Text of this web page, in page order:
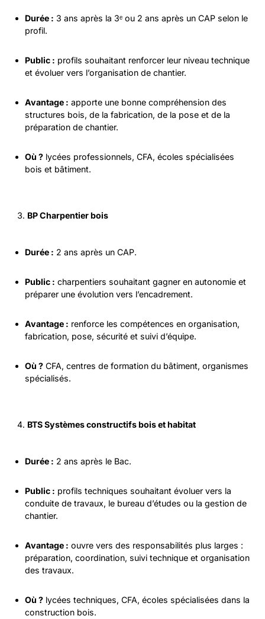
Durée : 3 ans après la 3ᵉ ou 2 ans après un CAP selon le
profil.
Public : profils souhaitant renforcer leur niveau technique
et évoluer vers l’organisation de chantier.
Avantage : apporte une bonne compréhension des
structures bois, de la fabrication, de la pose et de la
préparation de chantier.
Où ? lycées professionnels, CFA, écoles spécialisées
bois et bâtiment.
BP Charpentier bois
Durée : 2 ans après un CAP.
Public : charpentiers souhaitant gagner en autonomie et
préparer une évolution vers l’encadrement.
Avantage : renforce les compétences en organisation,
fabrication, pose, sécurité et suivi d’équipe.
Où ? CFA, centres de formation du bâtiment, organismes
spécialisés.
BTS Systèmes constructifs bois et habitat
Durée : 2 ans après le Bac.
Public : profils techniques souhaitant évoluer vers la
conduite de travaux, le bureau d’études ou la gestion de
chantier.
Avantage : ouvre vers des responsabilités plus larges :
préparation, coordination, suivi technique et organisation
des travaux.
Où ? lycées techniques, CFA, écoles spécialisées dans la
construction bois.